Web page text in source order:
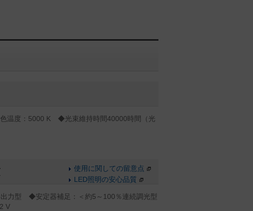
度：5000 K ◆光束維持時間40000時間（光
使用に関しての留意点
LED照明の安心品質
力型 ◆安定器補足：＜約5～100％連続調光型
V